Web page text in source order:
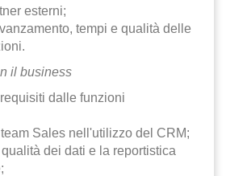
esterni;
tempi e qualità delle
il business
dalle funzioni
Sales nell'utilizzo del CRM;
dei dati e la reportistica